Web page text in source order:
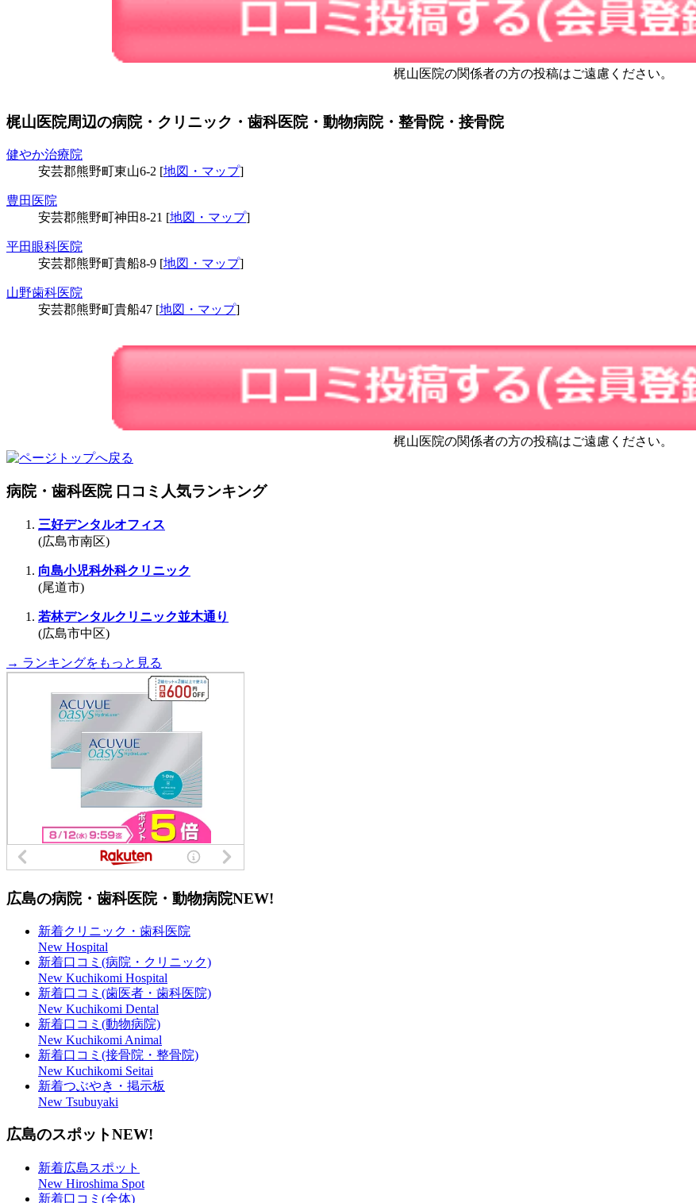
梶山医院の関係者の方の投稿はご遠慮ください。
梶山医院周辺の病院・クリニック・歯科医院・動物病院・整骨院・接骨院
健やか治療院
安芸郡熊野町東山6-2 [地図・マップ]
豊田医院
安芸郡熊野町神田8-21 [地図・マップ]
平田眼科医院
安芸郡熊野町貴船8-9 [地図・マップ]
山野歯科医院
安芸郡熊野町貴船47 [地図・マップ]
梶山医院の関係者の方の投稿はご遠慮ください。
病院・歯科医院 口コミ人気ランキング
三好デンタルオフィス
(広島市南区)
向島小児科外科クリニック
(尾道市)
若林デンタルクリニック並木通り
(広島市中区)
→ ランキングをもっと見る
広島の病院・歯科医院・動物病院NEW!
新着クリニック・歯科医院
New Hospital
新着口コミ(病院・クリニック)
New Kuchikomi Hospital
新着口コミ(歯医者・歯科医院)
New Kuchikomi Dental
新着口コミ(動物病院)
New Kuchikomi Animal
新着口コミ(接骨院・整骨院)
New Kuchikomi Seitai
新着つぶやき・掲示板
New Tsubuyaki
広島のスポットNEW!
新着広島スポット
New Hiroshima Spot
新着口コミ(全体)